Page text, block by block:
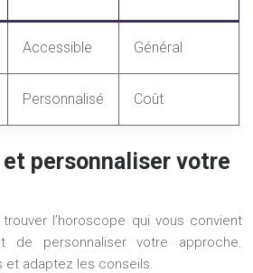
Accessible Général
Personnalisé Coût
personnaliser votre
l’horoscope qui vous convient
de personnaliser votre approche.
adaptez les conseils.